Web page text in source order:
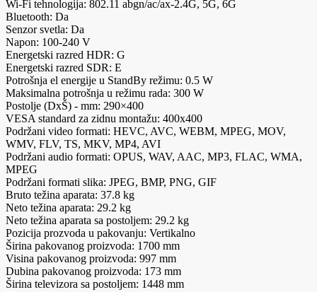
Wi-Fi tehnologija: 802.11 abgn/ac/ax-2.4G, 5G, 6G
Bluetooth: Da
Senzor svetla: Da
Napon: 100-240 V
Energetski razred HDR: G
Energetski razred SDR: E
Potrošnja el energije u StandBy režimu: 0.5 W
Maksimalna potrošnja u režimu rada: 300 W
Postolje (DxŠ) - mm: 290×400
VESA standard za zidnu montažu: 400x400
Podržani video formati: HEVC, AVC, WEBM, MPEG, MOV,
WMV, FLV, TS, MKV, MP4, AVI
Podržani audio formati: OPUS, WAV, AAC, MP3, FLAC, WMA,
MPEG
Podržani formati slika: JPEG, BMP, PNG, GIF
Bruto težina aparata: 37.8 kg
Neto težina aparata: 29.2 kg
Neto težina aparata sa postoljem: 29.2 kg
Pozicija prozvoda u pakovanju: Vertikalno
Širina pakovanog proizvoda: 1700 mm
Visina pakovanog proizvoda: 997 mm
Dubina pakovanog proizvoda: 173 mm
Širina televizora sa postoljem: 1448 mm